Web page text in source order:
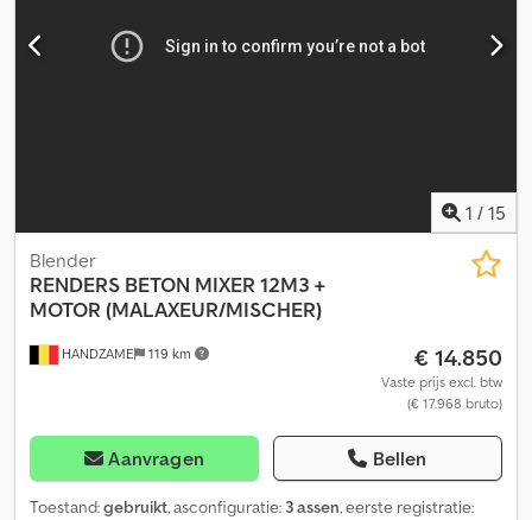
1 / 15
HANDZAME 119 km
Blender
RENDERS BETON MIXER 12M3 +
MOTOR (MALAXEUR/MISCHER)
€ 14.850
Vaste prijs excl. btw
(€ 17.968 bruto)
Aanvragen Bellen
Toestand:gebruikt, asconfiguratie: 3 assen, eerste registratie: